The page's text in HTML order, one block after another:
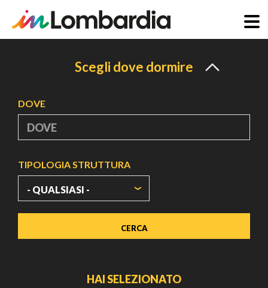
Scegli dove dormire
DOVE
TIPOLOGIA STRUTTURA
HAI SELEZIONATO